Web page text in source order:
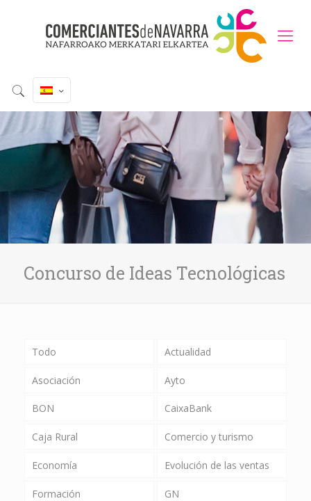
Concurso de Ideas Tecnológicas
Todo Actualidad
Asociación Ayto
BON CaixaBank
Caja Rural Comercio y turismo
Economía Evolución de las ventas
Formación GN